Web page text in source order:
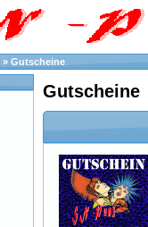
» Gutscheine
Gutscheine